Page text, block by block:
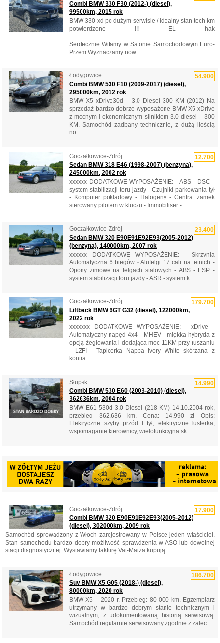
Combi BMW 330 F30 (2012-) (diesel),
99500km, 2015 rok
BMW 330 xd po dużym serwisie / idealny stan tech km
potwierdzone !!! EL hak
Serdecznie Witamy w Salonie Samochodowym Euro-
Przem Wyznaczamy now...
54.900
Łodygowice
Combi BMW 530 F10 (2009-2017) (diesel),
295000km, 2012 rok
BMW X5 xDrive30d – 3.0 Diesel 300 KM (2012) Na
sprzedaż bardzo dobrze wyposażone BMW X5 xDrive
z mocnym i ekonomicznym silnikiem 3.0 diesel – 300
KM. Samochód zadbany technicznie, z dużą ilością
no...
12.700
Goczałkowice-Zdrój
Sedan BMW 318 E46 (1998-2007) (benzyna),
245000km, 2002 rok
xxxxxx DODATKOWE WYPOSAŻENIE: - ABS - DSC -
system stabilizacji toru jazdy - Czujniki parkowania tył
- Komputer pokładowy - Halogeny - Central zamek
sterowany pilotem w kluczu - Immobiliser -...
23.400
Goczałkowice-Zdrój
Sedan BMW 320 E90E91E92E93(2005-2012)
(benzyna), 140000km, 2007 rok
xxxxxx DODATKOWE WYPOSAŻENIE: - Skrzynia
Automatyczna 6 biegów - Alufelgi 17 cali na letnich -
Opony zimowe na felgach stalowych - ABS - ESP -
system stabilizacji toru jazdy - ASR - system k...
179.700
Goczałkowice-Zdrój
Liftback BMW 6GT G32 (diesel), 122000km,
2022 rok
xxxxxxx DODATKOWE WYPOSAŻENIE: - xDrive -
Automatyczny napęd 4x4 - MHEV - miękka hybryda z
opcją żeglowania i dodająca moc 11KM przy ruszaniu
- LZFI - Tapicerka Nappa Ivory White skórzana z
kontra...
14.990
Słupsk
Combi BMW 530 E60 (2003-2010) (diesel),
362636km, 2004 rok
BMW E61 530d 3.0 Diesel (218 KM) 14.10.2004 rok,
przebieg 362.636 km. Cena: 14.990 zł Opis:
Elektryczne szyby przód I tył, elektryczne lusterka,
wspomaganie kierownicy, wielofunkcyjna sk...
17.900
Goczałkowice-Zdrój
Combi BMW 320 E90E91E92E93(2005-2012)
(diesel), 302000km, 2009 rok
Samochód sprowadzony z Włoch zarejestrowany w Polsce jeden właściciel.
Stan samochodu bardzo dobry możliwość sprawdzenia w ASO lub dowolnej
stacji diagnostycznej. Wystawiamy fakturę Vat-Marża kupują...
186.700
Łodygowice
Suv BMW X5 G05 (2018-) (diesel),
80000km, 2020 rok
BMW X5 – 2020 r. Przebieg: 80 000 km. Egzemplarz
utrzymany w bardzo dobrym stanie technicznym i
wizualnym, z udokumentowaną historią serwisową.
Samochód regularnie serwisowany zgodnie z zalec...